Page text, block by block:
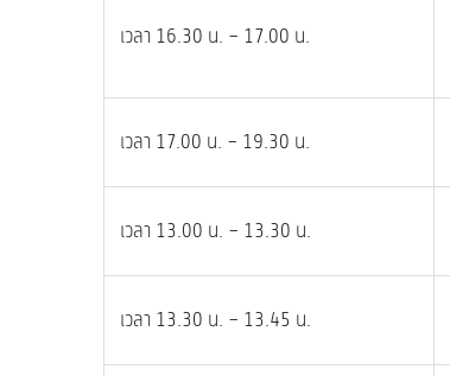
เวลา 16.30 น. – 17.00 น.
เวลา 17.00 น. – 19.30 น.
เวลา 13.00 น. – 13.30 น.
เวลา 13.30 น. – 13.45 น.